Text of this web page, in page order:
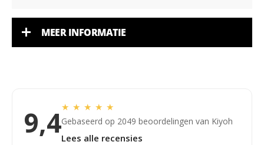
MEER INFORMATIE
9,4★ ★ ★ ★ ★
Gebaseerd op 2049 beoordelingen van Kiyoh
Lees alle recensies